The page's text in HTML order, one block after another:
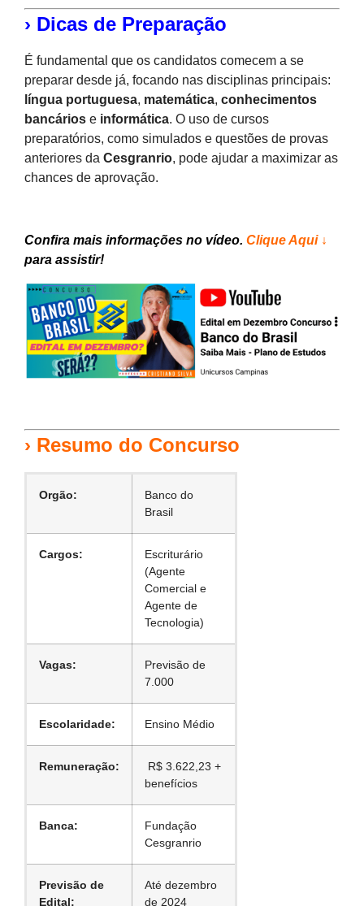
› Dicas de Preparação
É fundamental que os candidatos comecem a se
preparar desde já, focando nas disciplinas principais:
língua portuguesa, matemática, conhecimentos
bancários e informática. O uso de cursos
preparatórios, como simulados e questões de provas
anteriores da Cesgranrio, pode ajudar a maximizar as
chances de aprovação​.
Confira mais informações no vídeo. Clique Aqui ↓
para assistir!
› Resumo do Concurso
Orgão:
Banco do
Brasil
Cargos:
Escriturário
(Agente
Comercial e
Agente de
Tecnologia)
Vagas:
Previsão de
7.000
Escolaridade: Ensino Médio
Remuneração:
R$ 3.622,23 +
benefícios
Banca:
Fundação
Cesgranrio
Previsão de
Edital:
Até dezembro
de 2024